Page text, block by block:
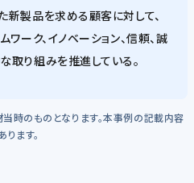
新製品を求める顧客に対して、
ワーク、イノベーション、信頼、誠
取り組みを推進している。
時のものとなります。本事例の記載内容
ます。